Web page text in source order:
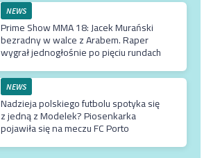
NEWS
Prime Show MMA 18: Jacek Murański
bezradny w walce z Arabem. Raper
wygrał jednogłośnie po pięciu rundach
NEWS
Nadzieja polskiego futbolu spotyka się
z jedną z Modelek? Piosenkarka
pojawiła się na meczu FC Porto